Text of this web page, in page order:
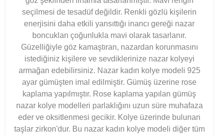
seçilmesi de tesadüf değildir. Renkli gözlü kişilerin
enerjisini daha etkili yansıttığı inancı gereği nazar
boncukları çoğunlukla mavi olarak tasarlanır.
Güzelliğiyle göz kamaştıran, nazardan korunmasını
istediğiniz kişilere ve sevdiklerinize nazar kolyeyi
armağan edebilirsiniz. Nazar kadın kolye modeli 925
ayar gümüşten imal edilmiştir. Gümüş üzerine rose
kaplama yapılmıştır. Rose kaplama yapılan gümüş
nazar kolye modelleri parlaklığını uzun süre muhafaza
eder ve oksitlenmesi gecikir. Kolye üzerinde bulunan
taşlar zirkon'dur. Bu nazar kadın kolye modeli diğer tüm